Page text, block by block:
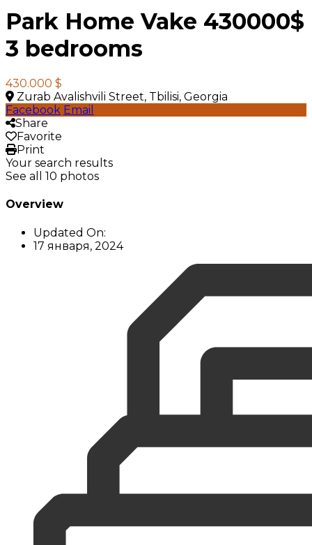
Park Home Vake 430000$
3 bedrooms
430.000 $
Zurab Avalishvili Street, Tbilisi, Georgia
Facebook Email
Share
Favorite
Print
Your search results
See all 10 photos
Overview
Updated On:
17 января, 2024